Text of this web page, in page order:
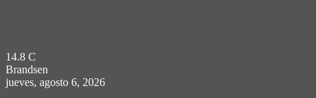
14.8 C
Brandsen
jueves, agosto 6, 2026